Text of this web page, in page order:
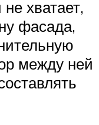
хватает,
фасада,
между ней